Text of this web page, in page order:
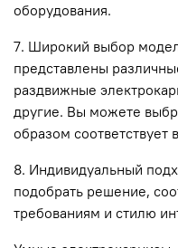
оборудования.
7. Широкий выбор
представлены
раздвижные
другие. Вы можете
образом
8. Индивидуальный
подобрать решение,
требованиям и стилю